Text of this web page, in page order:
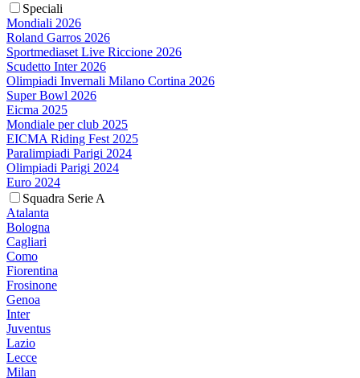
Speciali
Mondiali 2026
Roland Garros 2026
Sportmediaset Live Riccione 2026
Scudetto Inter 2026
Olimpiadi Invernali Milano Cortina 2026
Super Bowl 2026
Eicma 2025
Mondiale per club 2025
EICMA Riding Fest 2025
Paralimpiadi Parigi 2024
Olimpiadi Parigi 2024
Euro 2024
Squadra Serie A
Atalanta
Bologna
Cagliari
Como
Fiorentina
Frosinone
Genoa
Inter
Juventus
Lazio
Lecce
Milan